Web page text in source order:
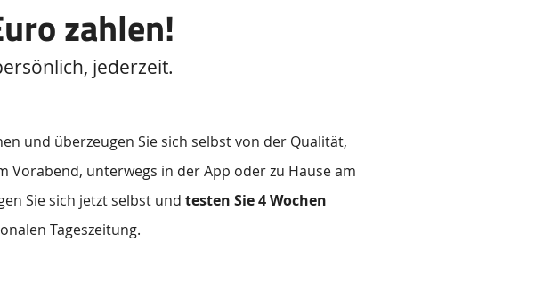
zahlen!
jederzeit.
und überzeugen Sie sich selbst von der Qualität,
unterwegs in der App oder zu Hause am
Sie sich jetzt selbst und testen Sie 4 Wochen
Tageszeitung.